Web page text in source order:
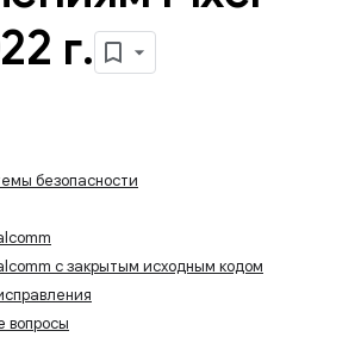
г.
безопасности
с закрытым исходным кодом
вопросы